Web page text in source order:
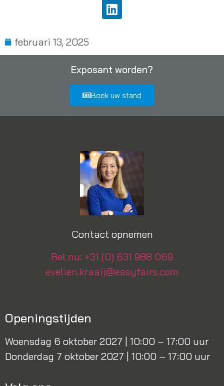
februari 13, 2025
Exposant worden?
Boek uw stand
Contact opnemen
Bel nu: +31 (0) 631 988 069
evelien.kraaij@easyfairs.com
Openingstijden
Woensdag 6 oktober 2027 | 10:00 – 17:00 uur
Donderdag 7 oktober 2027 | 10:00 – 17:00 uur